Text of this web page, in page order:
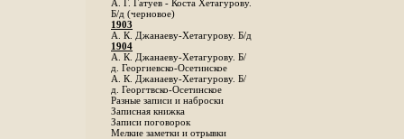
А. Г. Гатуев - Коста Хетагурову.
Б/д (черновое)
1903
А. К. Джанаеву-Хетагурову. Б/д
1904
А. К. Джанаеву-Хетагурову. Б/
д. Георгиевско-Осетинское
А. К. Джанаеву-Хетагурову. Б/
д. Георгтвско-Осетинское
Разные записи и наброски
Записная книжка
Записи поговорок
Мелкие заметки и отрывки